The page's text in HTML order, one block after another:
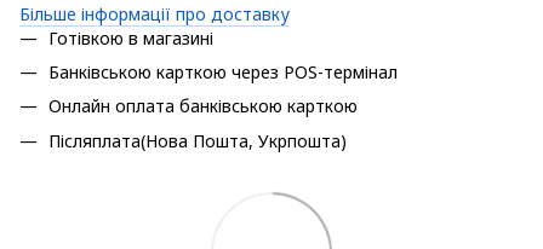
Більше інформації про доставку
Готівкою в магазині
Банківською карткою через POS-термінал
Онлайн оплата банківською карткою
Післяплата(Нова Пошта, Укрпошта)